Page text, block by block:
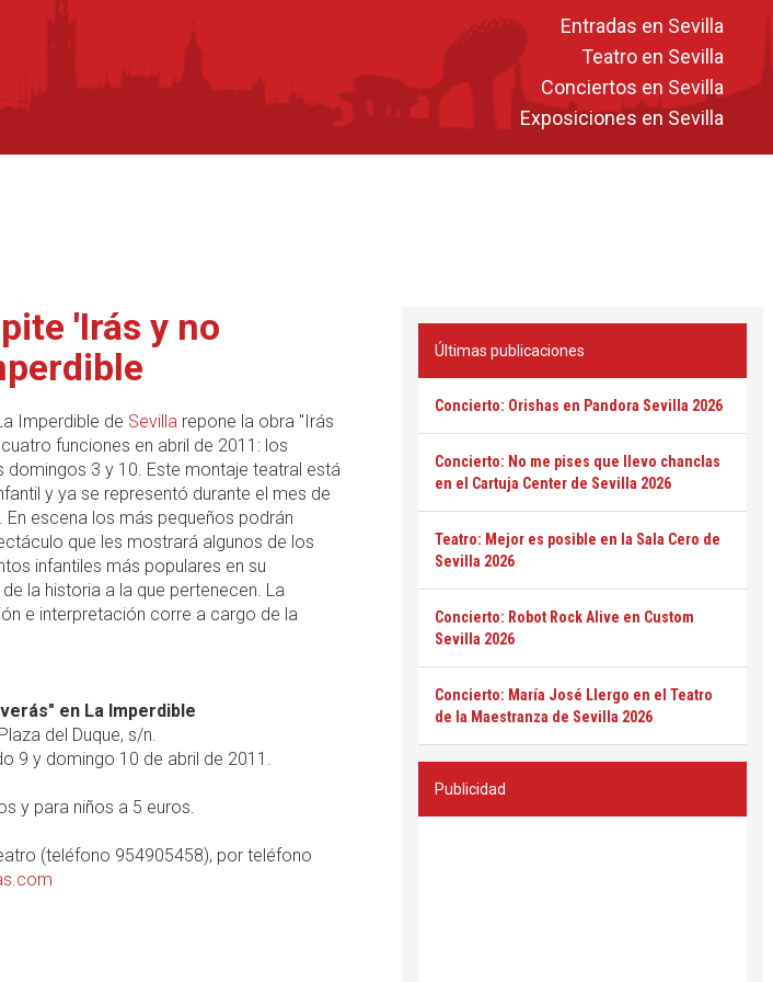
Entradas en Sevilla
Teatro en Sevilla
Conciertos en Sevilla
Exposiciones en Sevilla
'Irás y no
Imperdible de Sevilla repone la obra "Irás
funciones en abril de 2011: los
domingos 3 y 10. Este montaje teatral está
y ya se representó durante el mes de
. En escena los más pequeños podrán
que les mostrará algunos de los
infantiles más populares en su
la historia a la que pertenecen. La
e interpretación corre a cargo de la
en La Imperdible
del Duque, s/n.
9 y domingo 10 de abril de 2011.
y para niños a 5 euros.
(teléfono 954905458), por teléfono
Últimas publicaciones
Concierto: Orishas en Pandora Sevilla 2026
Concierto: No me pises que llevo chanclas
en el Cartuja Center de Sevilla 2026
Teatro: Mejor es posible en la Sala Cero de
Sevilla 2026
Concierto: Robot Rock Alive en Custom
Sevilla 2026
Concierto: María José Llergo en el Teatro
de la Maestranza de Sevilla 2026
Publicidad